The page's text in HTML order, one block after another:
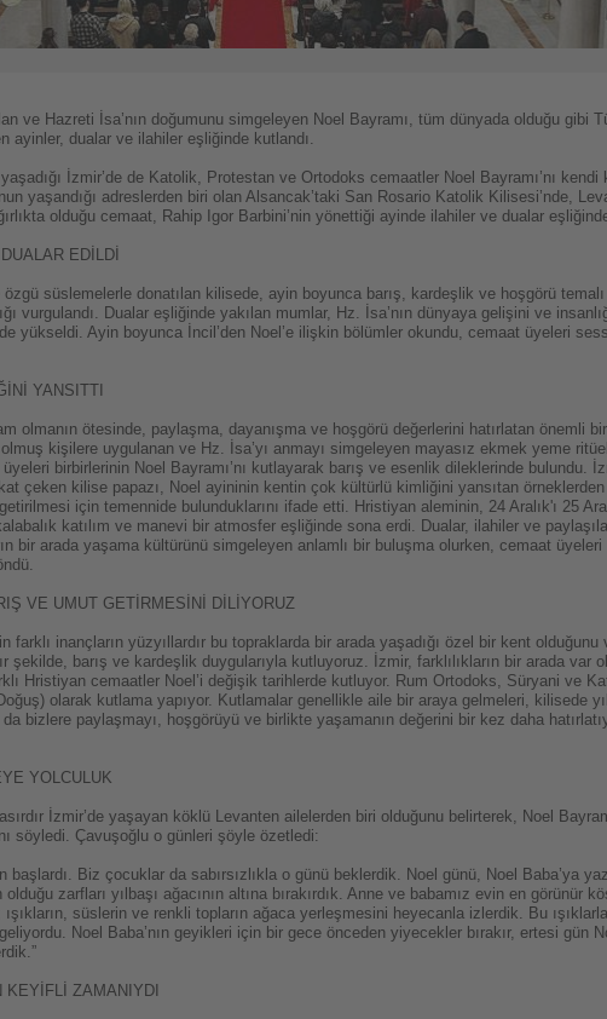
ve Hazreti İsa’nın doğumunu simgeleyen Noel Bayramı, tüm dünyada olduğu gibi
ayinler, dualar ve ilahiler eşliğinde kutlandı.
İzmir’de de Katolik, Protestan ve Ortodoks cemaatler Noel Bayramı’nı
yaşandığı adreslerden biri olan Alsancak’taki San Rosario Katolik Kilisesi’nde,
olduğu cemaat, Rahip Igor Barbini’nin yönettiği ayinde ilahiler ve dualar
EDİLDİ
özgü süslemelerle donatılan kilisede, ayin boyunca barış, kardeşlik ve hoşgörü
vurgulandı. Dualar eşliğinde yakılan mumlar, Hz. İsa’nın dünyaya gelişini ve
yükseldi. Ayin boyunca İncil’den Noel’e ilişkin bölümler okundu, cemaat üyeleri
YANSITTI
olmanın ötesinde, paylaşma, dayanışma ve hoşgörü değerlerini hatırlatan önemli
kişilere uygulanan ve Hz. İsa’yı anmayı simgeleyen mayasız ekmek yeme
birbirlerinin Noel Bayramı’nı kutlayarak barış ve esenlik dileklerinde bulundu.
çeken kilise papazı, Noel ayininin kentin çok kültürlü kimliğini yansıtan
için temennide bulunduklarını ifade etti. Hristiyan aleminin, 24 Aralık'ı 25
katılım ve manevi bir atmosfer eşliğinde sona erdi. Dualar, ilahiler ve
bir arada yaşama kültürünü simgeleyen anlamlı bir buluşma olurken, cemaat üyeleri
VE UMUT GETİRMESİNİ DİLİYORUZ
inançların yüzyıllardır bu topraklarda bir arada yaşadığı özel bir kent olduğunu
şekilde, barış ve kardeşlik duygularıyla kutluyoruz. İzmir, farklılıkların bir arada var
Hristiyan cemaatler Noel’i değişik tarihlerde kutluyor. Rum Ortodoks, Süryani ve
olarak kutlama yapıyor. Kutlamalar genellikle aile bir araya gelmeleri, kilisede
bizlere paylaşmayı, hoşgörüyü ve birlikte yaşamanın değerini bir kez daha
YOLCULUK
İzmir’de yaşayan köklü Levanten ailelerden biri olduğunu belirterek, Noel
söyledi. Çavuşoğlu o günleri şöyle özetledi:
başlardı. Biz çocuklar da sabırsızlıkla o günü beklerdik. Noel günü, Noel Baba’ya
zarfları yılbaşı ağacının altına bırakırdık. Anne ve babamız evin en görünür
süslerin ve renkli topların ağaca yerleşmesini heyecanla izlerdik. Bu
Noel Baba’nın geyikleri için bir gece önceden yiyecekler bırakır, ertesi gün
KEYİFLİ ZAMANIYDI